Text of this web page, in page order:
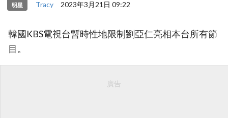
明星 Tracy 2023年3月21日 09:22
韓國KBS電視台暫時性地限制劉亞仁亮相本台所有節
目。
廣告